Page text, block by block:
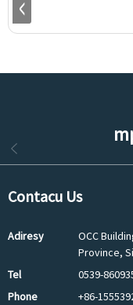
Contacu Us
Adiresy
OCC
Province,
Tel
0539-
Phone
+86-